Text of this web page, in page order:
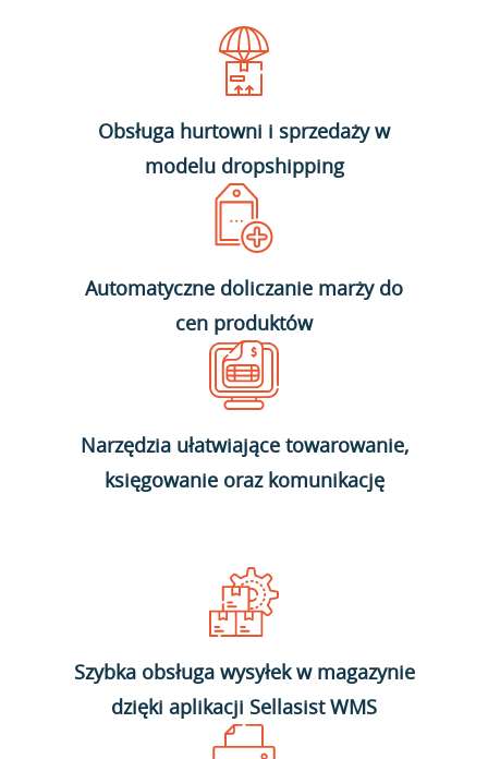
Obsługa hurtowni i sprzedaży w
modelu dropshipping
Automatyczne doliczanie marży do
cen produktów
Narzędzia ułatwiające towarowanie,
księgowanie oraz komunikację
Szybka obsługa wysyłek w magazynie
dzięki aplikacji Sellasist WMS